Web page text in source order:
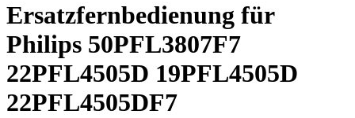
Ersatzfernbedienung für
Philips 50PFL3807F7
22PFL4505D 19PFL4505D
22PFL4505DF7